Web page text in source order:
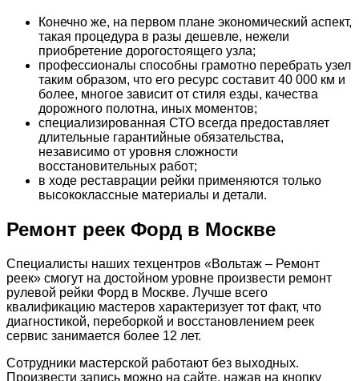
Конечно же, на первом плане экономический аспект,
такая процедура в разы дешевле, нежели
приобретение дорогостоящего узла;
профессионалы способны грамотно перебрать узел
таким образом, что его ресурс составит 40 000 км и
более, многое зависит от стиля езды, качества
дорожного полотна, иных моментов;
специализированная СТО всегда предоставляет
длительные гарантийные обязательства,
независимо от уровня сложности
восстановительных работ;
в ходе реставрации рейки применяются только
высококлассные материалы и детали.
Ремонт реек Форд в Москве
Специалисты наших техцентров «Вольтаж – Ремонт
реек» смогут на достойном уровне произвести ремонт
рулевой рейки Форд в Москве. Лучше всего
квалификацию мастеров характеризует тот факт, что
диагностикой, переборкой и восстановлением реек
сервис занимается более 12 лет.
Сотрудники мастерской работают без выходных.
Произвести запись можно на сайте, нажав на кнопку